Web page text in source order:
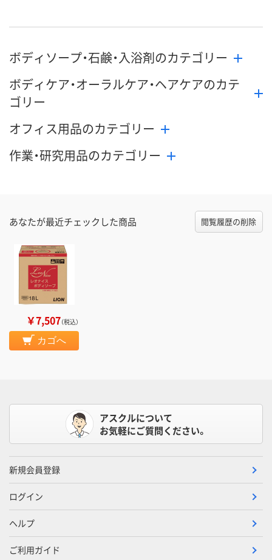
ボディソープ・石鹸・入浴剤のカテゴリー
ボディケア・オーラルケア・ヘアケアのカテ
ゴリー
オフィス用品のカテゴリー
作業・研究用品のカテゴリー
あなたが最近チェックした商品 閲覧履歴の削除
￥7,507（税込）
カゴへ
アスクルについて
お気軽にご質問ください。
新規会員登録
ログイン
ヘルプ
ご利用ガイド